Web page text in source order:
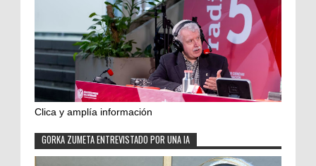
Clica y amplía información
GORKA ZUMETA ENTREVISTADO POR UNA IA